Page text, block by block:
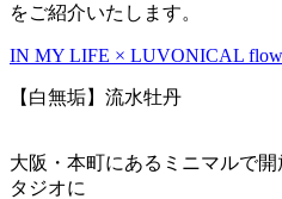
をご紹介いたします。
IN MY LIFE × LUVONICAL
【白無垢】流水牡丹
大阪・本町にあるミニマルで
タジオに